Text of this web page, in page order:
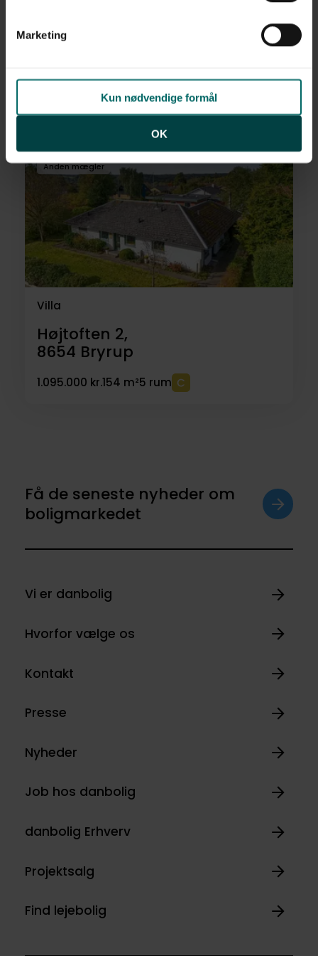
af personoplysninger finder du i vores
privatlivspolitik.
Marketing
Kun nødvendige formål
OK
Villa
8654Bryrup
1.075.000 kr.147 m²3 rum
Anden mægler
Villa
Højtoften 2,
8654 Bryrup
1.095.000 kr.154 m²5 rum
Få de seneste nyheder om
boligmarkedet
Vi er danbolig
Hvorfor vælge os
Kontakt
Presse
Nyheder
Job hos danbolig
danbolig Erhverv
Projektsalg
Find lejebolig